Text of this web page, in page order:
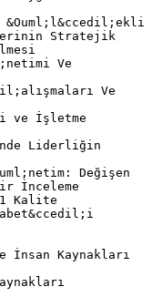
&Ouml;l&ccedil;ekli
Stratejik
Ve
Ve
ve İşletme
Liderliğin
Değişen
İnceleme
Kalite
İnsan Kaynakları